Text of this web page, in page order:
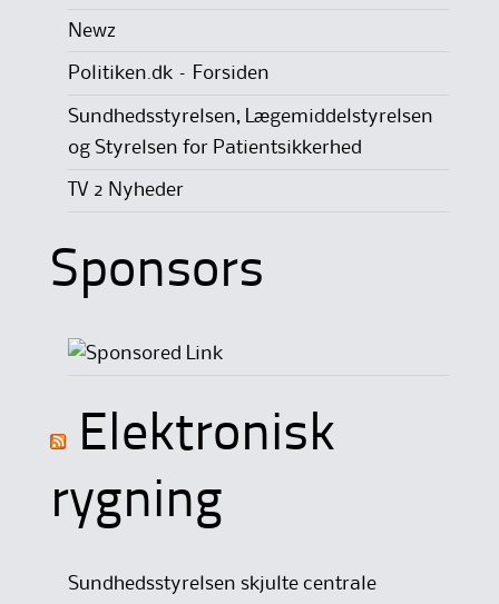
Newz
Politiken.dk – Forsiden
Sundhedsstyrelsen, Lægemiddelstyrelsen
og Styrelsen for Patientsikkerhed
TV 2 Nyheder
Sponsors
Elektronisk
rygning
Sundhedsstyrelsen skjulte centrale